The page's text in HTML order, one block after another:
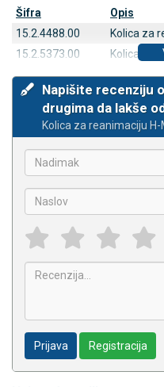
Šifra
Opis
15.2.4488.00
Kolica za
15.2.5373.00
Kolica za
Napišite recenziju
drugima da lakše
Kolica za reanimaciju H-
Prijava Registracija